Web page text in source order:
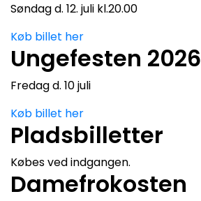
Søndag d. 12. juli kl.20.00
Køb billet her
Ungefesten 2026
Fredag d. 10 juli
Køb billet her
Pladsbilletter
Købes ved indgangen.
Damefrokosten